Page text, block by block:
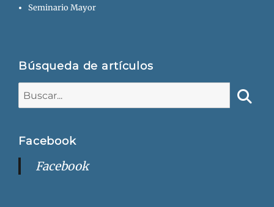
Seminario Mayor
Búsqueda de artículos
Facebook
Facebook